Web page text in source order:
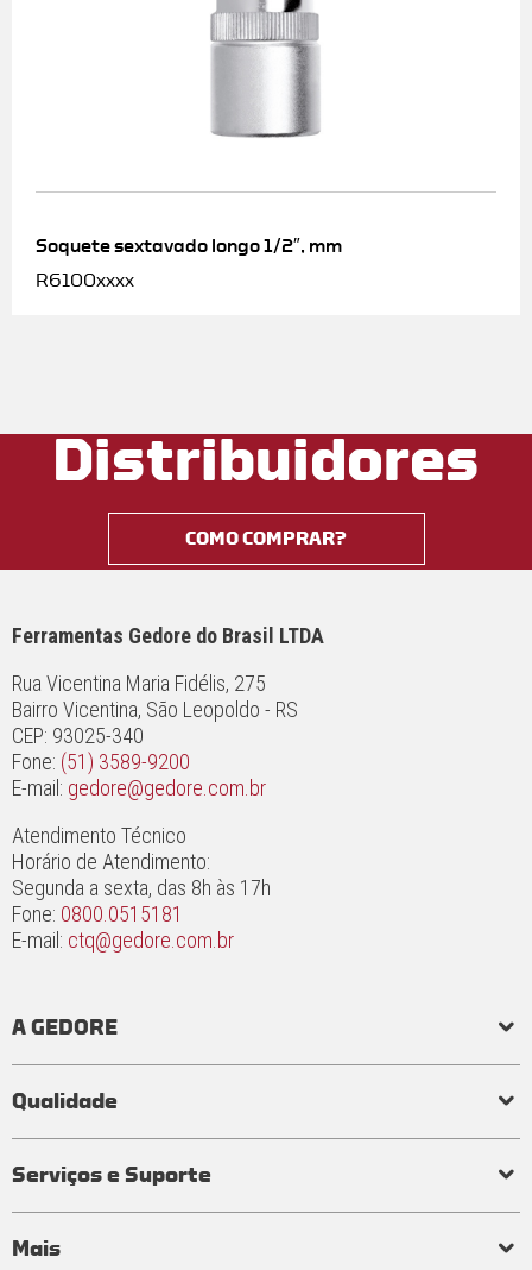
Soquete sextavado longo 1/2″, mm
R6100xxxx
Distribuidores
COMO COMPRAR?
Ferramentas Gedore do Brasil LTDA
Rua Vicentina Maria Fidélis, 275
Bairro Vicentina, São Leopoldo - RS
CEP: 93025-340
Fone: (51) 3589-9200
E-mail: gedore@gedore.com.br
Atendimento Técnico
Horário de Atendimento:
Segunda a sexta, das 8h às 17h
Fone: 0800.0515181
E-mail: ctq@gedore.com.br
A GEDORE
Qualidade
Serviços e Suporte
Mais